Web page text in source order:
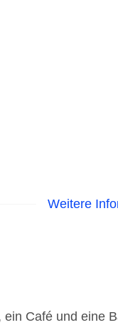
Weitere
Café und eine